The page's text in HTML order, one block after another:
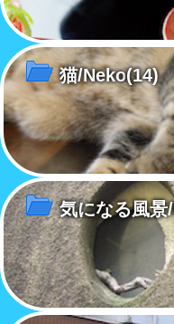
猫/Neko(14)
気になる風